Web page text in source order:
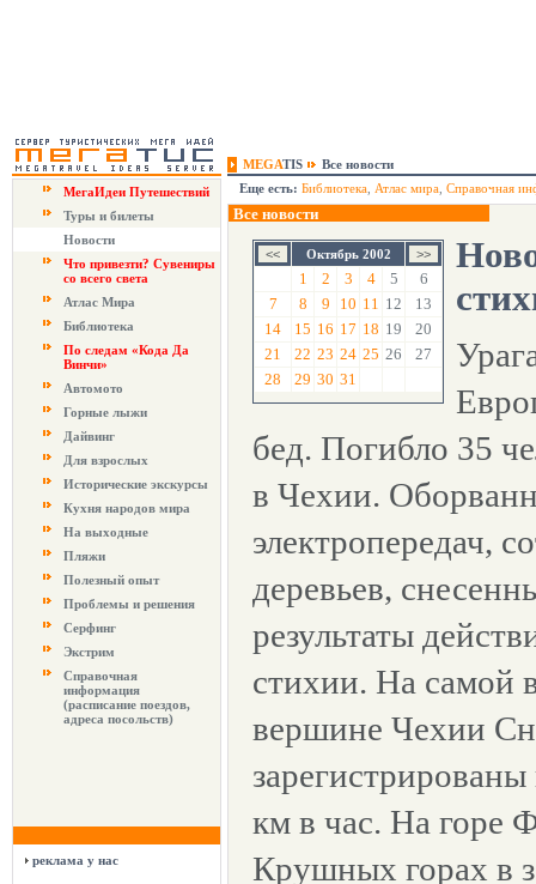
MEGATIS
Все новости
МегаИдеи Путешествий
Туры и билеты
Новости
Что привезти? Сувениры
со всего света
Атлас Мира
Библиотека
По следам «Кода Да
Винчи»
Автомото
Горные лыжи
Дайвинг
Для взрослых
Исторические экскурсы
Кухня народов мира
На выходные
Пляжи
Полезный опыт
Проблемы и решения
Серфинг
Экстрим
Справочная
информация
(расписание поездов,
адреса посольств)
реклама у нас
Еще есть: Библиотека Атлас мира Справочная
Все новости
Октябрь 2002
1 2 3 4 5
6
7
8 9 10 11 12
13
14
15 16 17 18 19
20
21
22 23 24 25 26
27
28
29 30 31
бед. Погибло 35
в Чехии.
электропередач,
деревьев,
результаты
стихии. На самой
вершине Чехии
км в час. На горе
Крушных горах в